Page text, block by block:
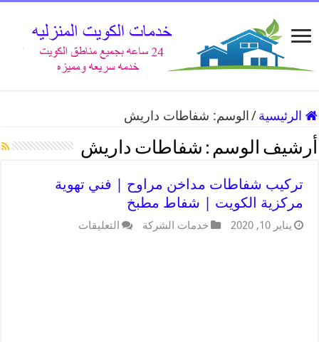
الرئيسية / الوسم: شفاطات داريش
أرشيف الوسم : شفاطات داريش
تركيب شفاطات مداخن مراوح | فني تهوية
مركزية الكويت | شفاط مطبخ
يناير 10, 2020 خدمات الشركة التعليقات